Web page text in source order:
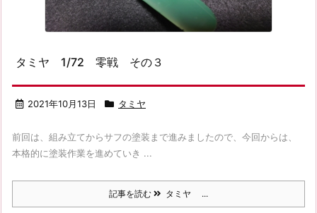
タミヤ 1/72 零戦 その３
2021年10月13日 タミヤ
前回は、組み立てからサフの塗装まで進みましたので、今回からは、
本格的に塗装作業を進めていき ...
記事を読む タミヤ ...